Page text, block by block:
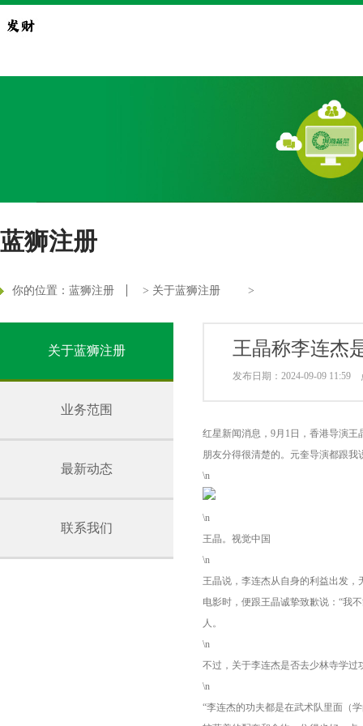
蓝狮注册
你的位置： 蓝狮注册 > 关于蓝狮注册 >
关于蓝狮注册
业务范围
最新动态
联系我们
王晶称李连杰
发布日期：2024-09-09 11:59
红星新闻消息，9月1日，香港导演
朋友分得很清楚的。元奎导演都跟我
\n
\n
王晶。视觉中国
\n
王晶说，李连杰从自身的利益出发
电影时，便跟王晶诚挚致歉说：“我
人。
\n
不过，关于李连杰是否去少林寺学过
\n
“李连杰的功夫都是在武术队里面（